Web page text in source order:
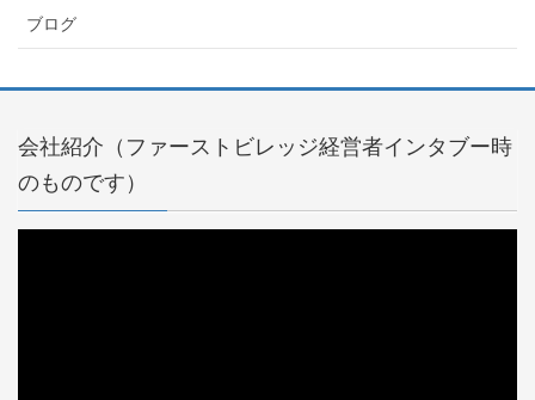
ブログ
会社紹介（ファーストビレッジ経営者インタブー時
のものです）